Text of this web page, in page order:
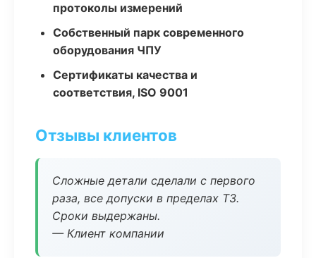
протоколы измерений
Собственный парк современного
оборудования ЧПУ
Сертификаты качества и
соответствия, ISO 9001
Отзывы клиентов
Сложные детали сделали с первого
раза, все допуски в пределах ТЗ.
Сроки выдержаны.
— Клиент компании